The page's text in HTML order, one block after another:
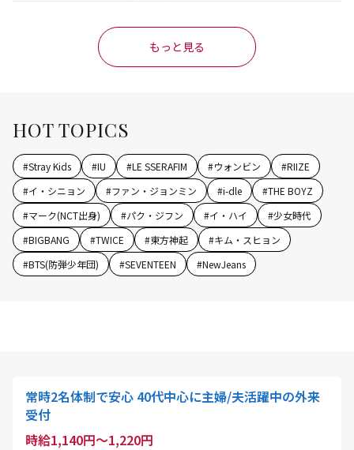
もっと見る
HOT TOPICS
#Stray Kids #IU #LE SSERAFIM #ウォンビン #RIIZE
#イ・シニョン #ファン・ジョンミン #i-dle #THE BOYZ
#マーク(NCT出身) #パク・ジフン #イ・ハイ #少女時代
#BIGBANG #TWICE #東方神起 #キム・スヒョン
#BTS(防弾少年団) #SEVENTEEN #NewJeans
常時2名体制で安心 40代中心に主婦/夫活躍中の外来
受付
時給1,140円～1,220円